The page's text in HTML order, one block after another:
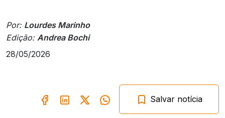
Por: Lourdes Marinho
Edição: Andrea Bochi
28/05/2026
Salvar notícia